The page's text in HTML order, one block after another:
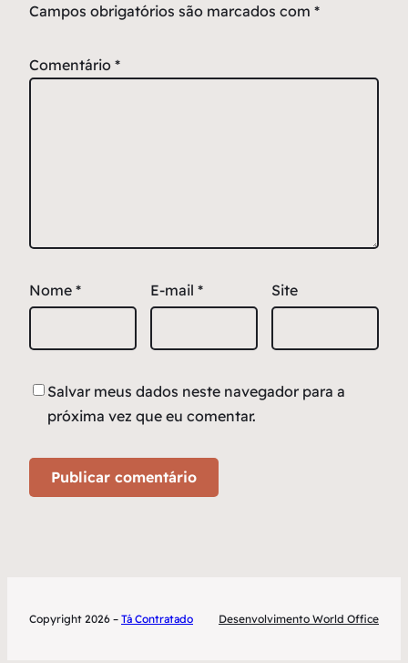
Campos obrigatórios são marcados com *
Comentário *
Nome * E-mail * Site
Salvar meus dados neste navegador para a
próxima vez que eu comentar.
Copyright 2026 – Tá Contratado Desenvolvimento World Office